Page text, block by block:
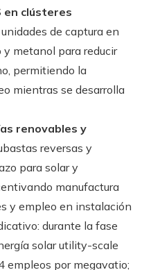
en clústeres
de captura en
metanol para reducir
permitiendo la
mientras se desarrolla
renovables y
reversas y
para solar y
manufactura
y empleo en instalación
durante la fase
solar utility-scale
empleos por megavatio;